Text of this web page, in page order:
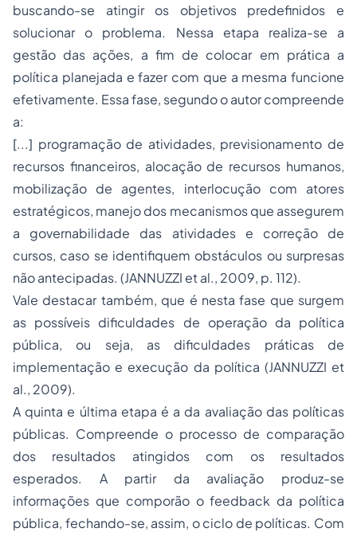
buscando-se atingir os objetivos predefinidos e
solucionar o problema. Nessa etapa realiza-se a
gestão das ações, a fim de colocar em prática a
política planejada e fazer com que a mesma funcione
efetivamente. Essa fase, segundo o autor compreende
a:
[...] programação de atividades, previsionamento de
recursos financeiros, alocação de recursos humanos,
mobilização de agentes, interlocução com atores
estratégicos, manejo dos mecanismos que assegurem
a governabilidade das atividades e correção de
cursos, caso se identifiquem obstáculos ou surpresas
não antecipadas. (JANNUZZI et al., 2009, p. 112).
Vale destacar também, que é nesta fase que surgem
as possíveis dificuldades de operação da política
pública, ou seja, as dificuldades práticas de
implementação e execução da política (JANNUZZI et
al., 2009).
A quinta e última etapa é a da avaliação das políticas
públicas. Compreende o processo de comparação
dos resultados atingidos com os resultados
esperados. A partir da avaliação produz-se
informações que comporão ofeedback da política
pública, fechando-se, assim, o ciclo de políticas. Com